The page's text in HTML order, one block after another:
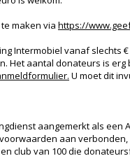
maken via https://
Intermobiel vanaf slechts
Het aantal donateurs is
U moet dit
aangemerkt als
aan
club van 100 die